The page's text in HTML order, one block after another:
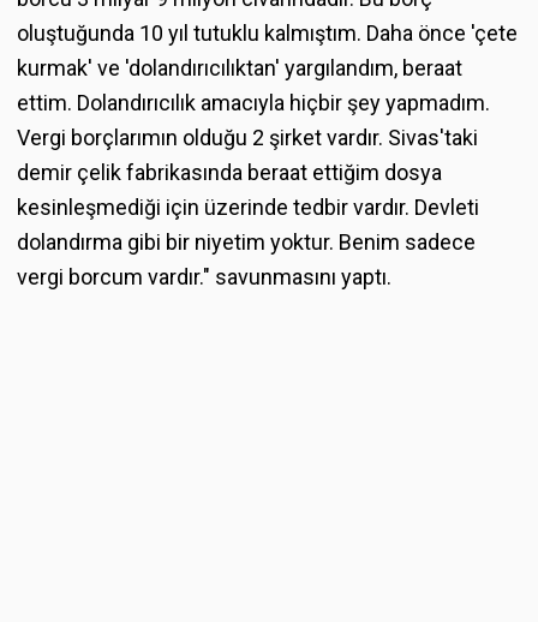
oluştuğunda 10 yıl tutuklu kalmıştım. Daha önce 'çete
kurmak' ve 'dolandırıcılıktan' yargılandım, beraat
ettim. Dolandırıcılık amacıyla hiçbir şey yapmadım.
Vergi borçlarımın olduğu 2 şirket vardır. Sivas'taki
demir çelik fabrikasında beraat ettiğim dosya
kesinleşmediği için üzerinde tedbir vardır. Devleti
dolandırma gibi bir niyetim yoktur. Benim sadece
vergi borcum vardır." savunmasını yaptı.